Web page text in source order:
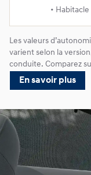
•
Les valeurs
varient selon la
conduite. Comparez
En savoir plus